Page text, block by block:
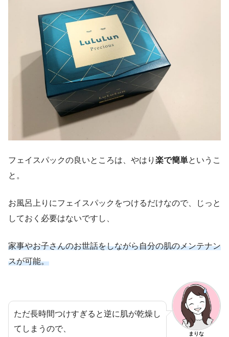
フェイスパックの良いところは、やはり 楽で簡単というこ
と。
お風呂上りにフェイスパックをつけるだけなので、じっと
しておく必要はないですし、
家事やお子さんのお世話をしながら自分の肌のメンテナン
スが可能。
ただ長時間つけすぎると逆に肌が乾燥し
てしまうので、
まりな